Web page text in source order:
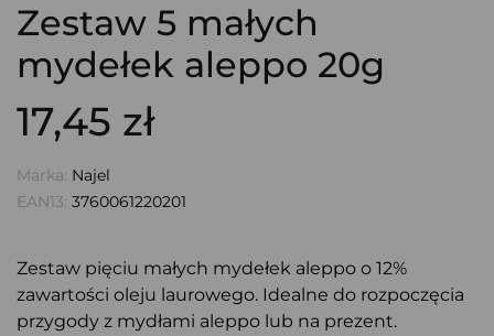
Zestaw 5 małych
mydełek aleppo 20g
17,45 zł
Marka: Najel
EAN13: 3760061220201
Zestaw pięciu małych mydełek aleppo o 12%
zawartości oleju laurowego. Idealne do rozpoczęcia
przygody z mydłami aleppo lub na prezent.